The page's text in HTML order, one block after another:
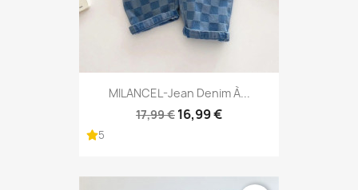
MILANCEL-Jean Denim À...
17,99 € 16,99 €
5